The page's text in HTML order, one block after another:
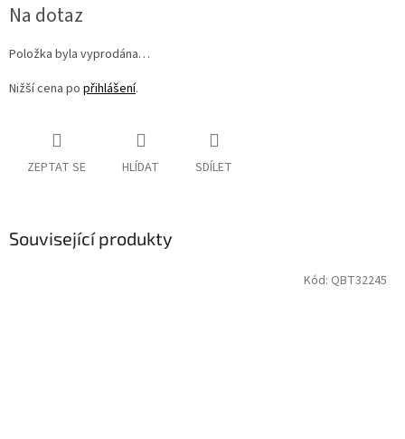
cena:
Na dotaz
Položka byla vyprodána…
Nižší cena po přihlášení.
ZEPTAT SE HLÍDAT SDÍLET
Související produkty
Kód: QBT32245